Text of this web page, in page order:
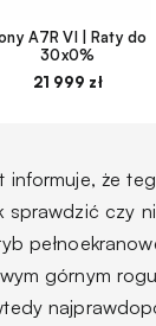
A7R VI | Raty do
30x0%
21 999 zł
informuje, że
sprawdzić czy
górnym